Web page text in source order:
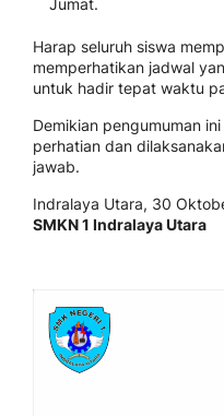
Jumat.
Harap seluruh siswa
memperhatikan jadwal
untuk hadir tepat waktu
Demikian pengumuman
perhatian dan
jawab.
Indralaya Utara, 30
SMKN 1 Indralaya Utara